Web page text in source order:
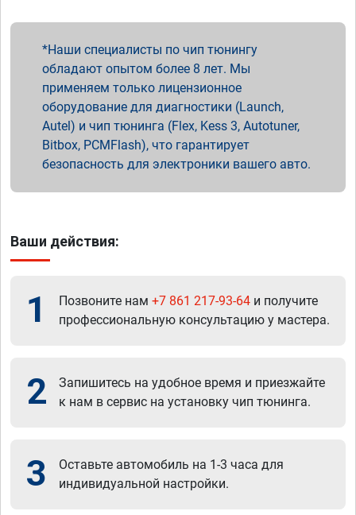
Наши специалисты по чип тюнингу
обладают опытом более 8 лет. Мы
применяем только лицензионное
оборудование для диагностики (Launch,
Autel) и чип тюнинга (Flex, Kess 3, Autotuner,
Bitbox, PCMFlash), что гарантирует
безопасность для электроники вашего авто.
Ваши действия:
1 Позвоните нам +7 861 217-93-64 и получите
профессиональную консультацию у мастера.
2
Запишитесь на удобное время и приезжайте
к нам в сервис на установку чип тюнинга.
3
Оставьте автомобиль на 1-3 часа для
индивидуальной настройки.